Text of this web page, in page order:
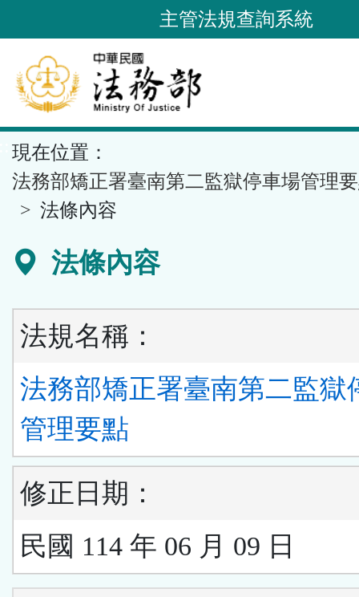
到
要
內
容
區
塊
主管法規查詢系統
現在位置：
法務部矯正署臺南第二監獄停車場管理
法條內容
法條內容
法規名稱：
法務部矯正署臺南第二監獄
管理要點
修正日期：
民國 114 年 06 月 09 日